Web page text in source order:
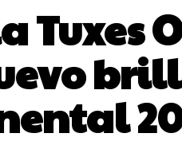
Tuxes